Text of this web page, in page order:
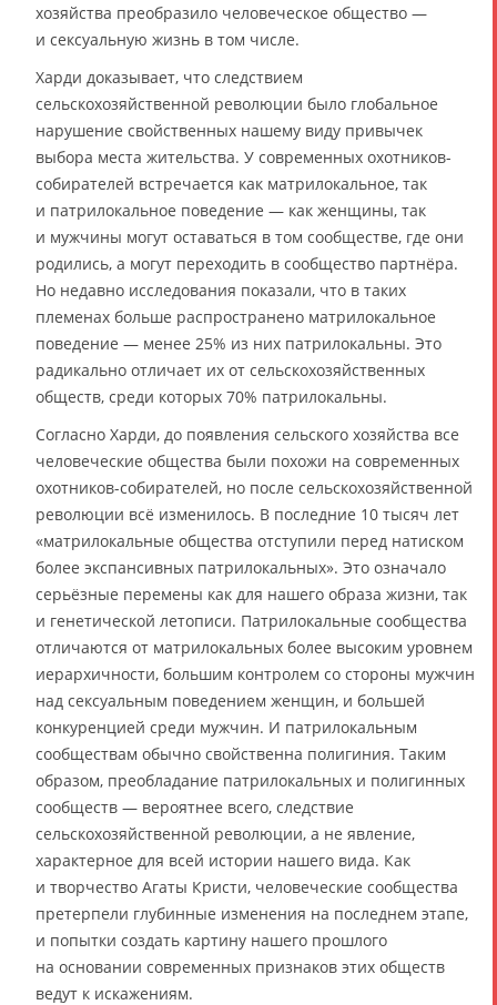
хозяйства преобразило человеческое общество —
и сексуальную жизнь в том числе.
Харди доказывает, что следствием
сельскохозяйственной революции было глобальное
нарушение свойственных нашему виду привычек
выбора места жительства. У современных охотников-
собирателей встречается как матрилокальное, так
и патрилокальное поведение — как женщины, так
и мужчины могут оставаться в том сообществе, где они
родились, а могут переходить в сообщество партнёра.
Но недавно исследования показали, что в таких
племенах больше распространено матрилокальное
поведение — менее 25% из них патрилокальны. Это
радикально отличает их от сельскохозяйственных
обществ, среди которых 70% патрилокальны.
Согласно Харди, до появления сельского хозяйства все
человеческие общества были похожи на современных
охотников-собирателей, но после сельскохозяйственной
революции всё изменилось. В последние 10 тысяч лет
«матрилокальные общества отступили перед натиском
более экспансивных патрилокальных». Это означало
серьёзные перемены как для нашего образа жизни, так
и генетической летописи. Патрилокальные сообщества
отличаются от матрилокальных более высоким уровнем
иерархичности, большим контролем со стороны мужчин
над сексуальным поведением женщин, и большей
конкуренцией среди мужчин. И патрилокальным
сообществам обычно свойственна полигиния. Таким
образом, преобладание патрилокальных и полигинных
сообществ — вероятнее всего, следствие
сельскохозяйственной революции, а не явление,
характерное для всей истории нашего вида. Как
и творчество Агаты Кристи, человеческие сообщества
претерпели глубинные изменения на последнем этапе,
и попытки создать картину нашего прошлого
на основании современных признаков этих обществ
ведут к искажениям.